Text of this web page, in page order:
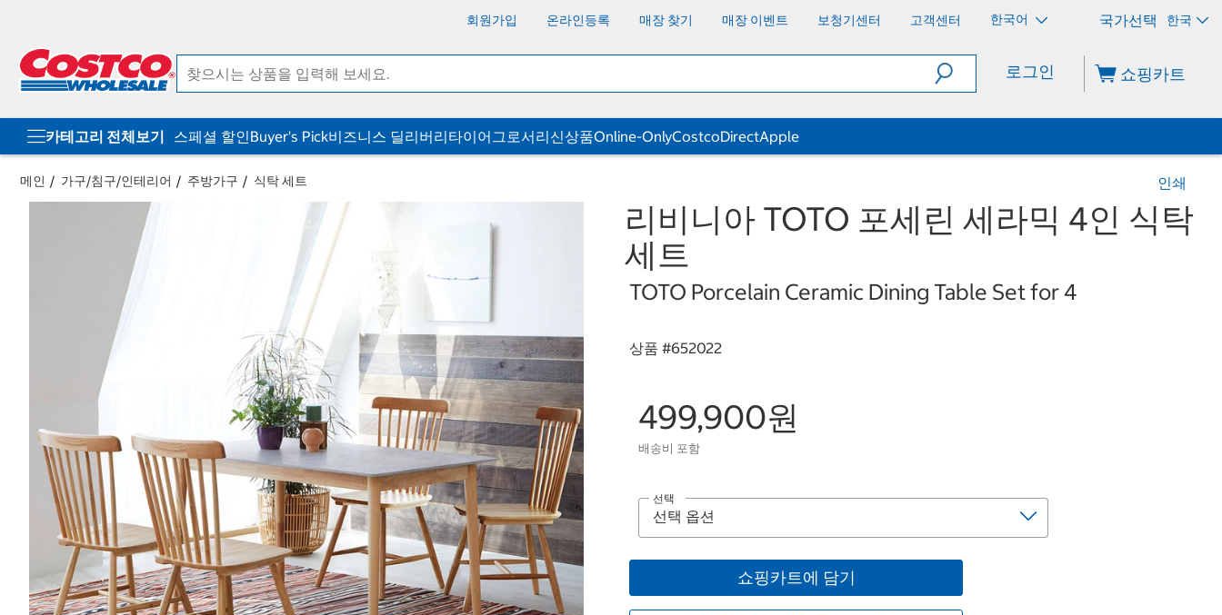
회원가입 온라인등록 매장 찾기 매장 이벤트 보청기센터 고객센터 한국어 한국
로그인 쇼핑카트
카테고리 전체보기 스페셜 할인Buyer's Pick비즈니스 딜리버리타이어그로서리신상품Online-OnlyCostcoDirectApple
메인 가구/침구/인테리어 주방가구 식탁 세트 인쇄
리비니아 TOTO 포세린 세라믹 4인 식탁
세트
TOTO Porcelain Ceramic Dining Table Set for 4
상품 #652022
499,900원
배송비 포함
선택
쇼핑카트에 담기